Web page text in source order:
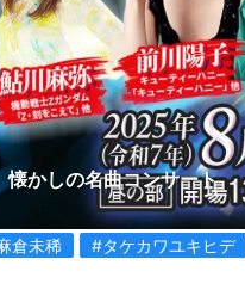
懐かしの名曲コンサート
倉未稀 #タケカワユキヒデ